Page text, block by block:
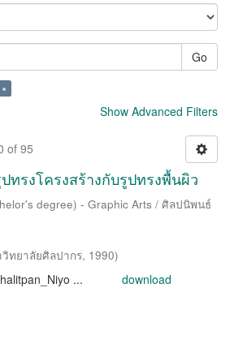
Go
Show Advanced Filters
of 95
ทรงโครงสร้างกับรูปทรงพื้นผิว
degree) - Graphic Arts / ศิลปนิพนธ์
ทยาลัยศิลปากร, 1990)
... download